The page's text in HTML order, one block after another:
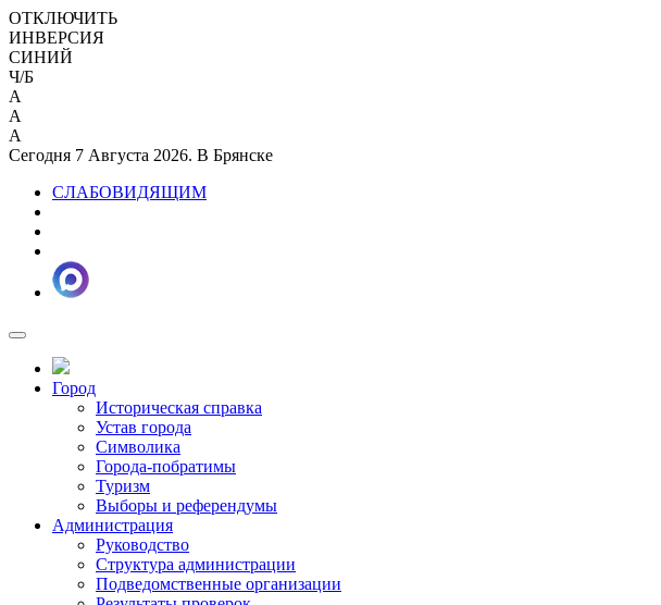
ОТКЛЮЧИТЬ
ИНВЕРСИЯ
СИНИЙ
Ч/Б
A
A
A
Сегодня 7 Августа 2026. В Брянске
СЛАБОВИДЯЩИМ
Город
Историческая справка
Устав города
Символика
Города-побратимы
Туризм
Выборы и референдумы
Администрация
Руководство
Структура администрации
Подведомственные организации